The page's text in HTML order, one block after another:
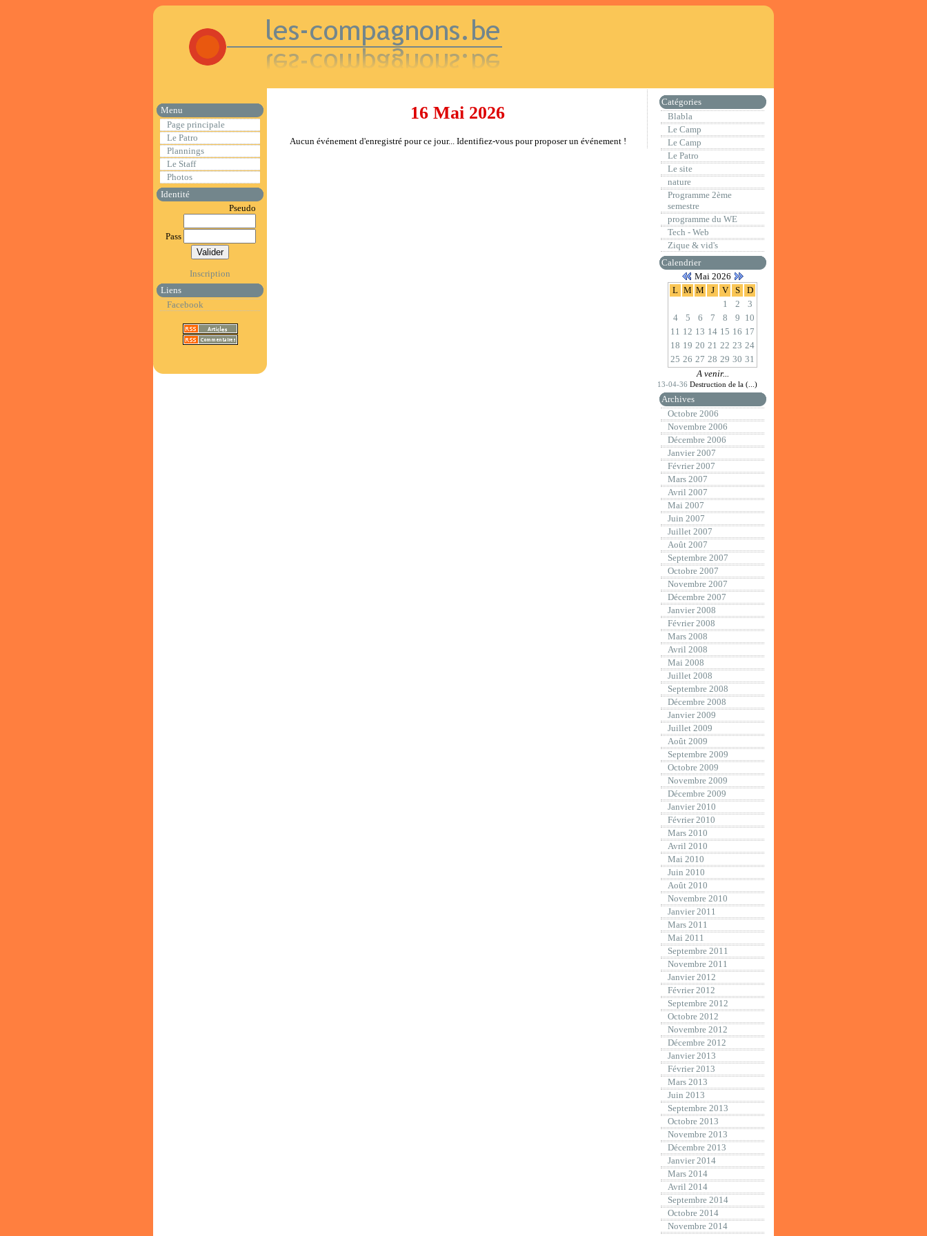
Menu
Page principale
Le Patro
Plannings
Le Staff
Photos
Identité
Pseudo
Pass
Inscription
Liens
Facebook
16 Mai 2026
Aucun événement d'enregistré pour ce jour... Identifiez-vous pour proposer un événement !
Catégories
Blabla
Le Camp
Le Camp
Le Patro
Le site
nature
Programme 2ème
semestre
programme du WE
Tech - Web
Zique & vid's
Calendrier
Mai 2026
L M M J V S
D
1
2
3
4
5 6 7 8 9 10
11 12 13 14 15 16 17
18 19 20 21 22 23 24
25 26 27 28 29 30 31
A venir...
13-04-36 Destruction de la (...)
Archives
Octobre 2006
Novembre 2006
Décembre 2006
Janvier 2007
Février 2007
Mars 2007
Avril 2007
Mai 2007
Juin 2007
Juillet 2007
Août 2007
Septembre 2007
Octobre 2007
Novembre 2007
Décembre 2007
Janvier 2008
Février 2008
Mars 2008
Avril 2008
Mai 2008
Juillet 2008
Septembre 2008
Décembre 2008
Janvier 2009
Juillet 2009
Août 2009
Septembre 2009
Octobre 2009
Novembre 2009
Décembre 2009
Janvier 2010
Février 2010
Mars 2010
Avril 2010
Mai 2010
Juin 2010
Août 2010
Novembre 2010
Janvier 2011
Mars 2011
Mai 2011
Septembre 2011
Novembre 2011
Janvier 2012
Février 2012
Septembre 2012
Octobre 2012
Novembre 2012
Décembre 2012
Janvier 2013
Février 2013
Mars 2013
Juin 2013
Septembre 2013
Octobre 2013
Novembre 2013
Décembre 2013
Janvier 2014
Mars 2014
Avril 2014
Septembre 2014
Octobre 2014
Novembre 2014